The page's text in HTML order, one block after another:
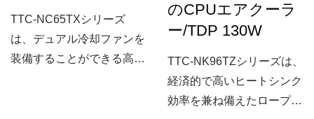
TTC-NC65TXシリーズ
は、デュアル冷却ファンを
装備することができる高性
のCPUエアクーラ
ー/TDP 130W
TTC-NK96TZシリーズは、
経済的で高いヒートシンク
効率を兼ね備えたロープロ